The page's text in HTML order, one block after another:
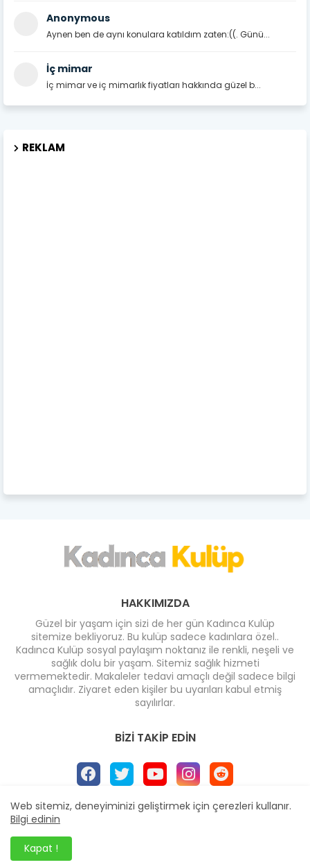
Anonymous
Aynen ben de aynı konulara katıldım zaten:((. Günü...
İç mimar
İç mimar ve iç mimarlık fiyatları hakkında güzel b...
REKLAM
HAKKIMIZDA
Güzel bir yaşam için sizi de her gün Kadınca Kulüp
sitemize bekliyoruz. Bu kulüp sadece kadınlara özel..
Kadınca Kulüp sosyal paylaşım noktanız ile renkli, neşeli ve
sağlık dolu bir yaşam. Sitemiz sağlık hizmeti
vermemektedir. Makaleler tedavi amaçlı değil sadece bilgi
amaçlıdır. Ziyaret eden kişiler bu uyarıları kabul etmiş
sayılırlar.
BIZI TAKIP EDIN
Ana Sayfa
Dizayn -
Web sitemiz, deneyiminizi geliştirmek için çerezleri kullanır.
Bilgi edinin
Kapat !